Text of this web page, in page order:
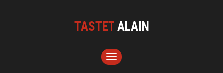
TASTET ALAIN
TOGGLE
NAVIGATION